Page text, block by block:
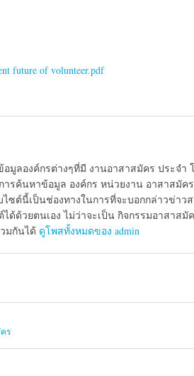
future of volunteer.pdf
อมูลองค์กรต่างๆที่มี งานอาสาสมัคร ประจ
รค้นหาข้อมูล องค์กร หน่วยงาน อาสาสมัค
ไซต์นี้เป็นช่องทางในการที่จะบอกกล่าวข่า
ด้ด้วยตนเอง ไม่ว่าจะเป็น กิจกรรมอาสาส
มกันได้ ดูโพสทั้งหมดของ admin
ร